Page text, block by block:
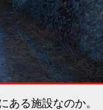
ある施設なのか。